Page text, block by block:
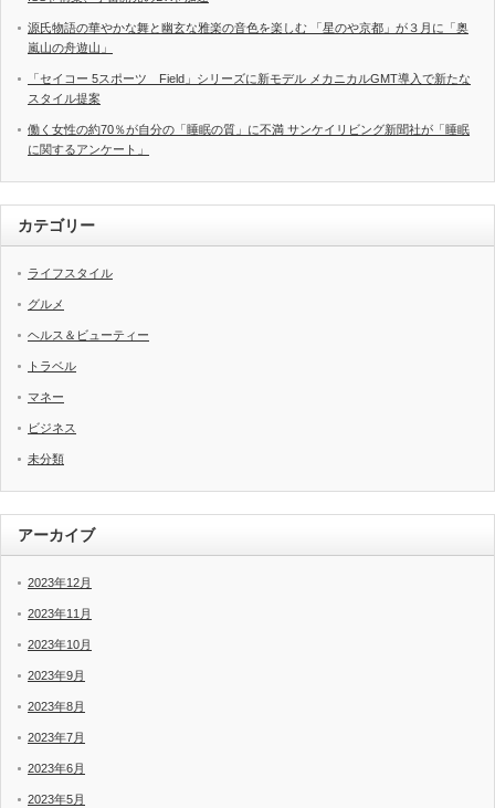
源氏物語の華やかな舞と幽玄な雅楽の音色を楽しむ 「星のや京都」が３月に「奥
嵐山の舟遊山」
「セイコー 5スポーツ Field」シリーズに新モデル メカニカルGMT導入で新たな
スタイル提案
働く女性の約70％が自分の「睡眠の質」に不満 サンケイリビング新聞社が「睡眠
に関するアンケート」
カテゴリー
ライフスタイル
グルメ
ヘルス＆ビューティー
トラベル
マネー
ビジネス
未分類
アーカイブ
2023年12月
2023年11月
2023年10月
2023年9月
2023年8月
2023年7月
2023年6月
2023年5月